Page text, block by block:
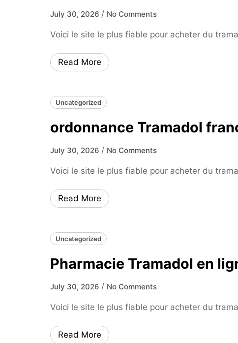
July 30, 2026 / No Comments
Voici le site le plus fiable pour acheter du
Read More
Uncategorized
ordonnance Tramadol
July 30, 2026 / No Comments
Voici le site le plus fiable pour acheter du
Read More
Uncategorized
Pharmacie Tramadol en
July 30, 2026 / No Comments
Voici le site le plus fiable pour acheter du
Read More